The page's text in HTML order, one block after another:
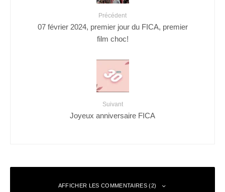
Précédent
07 février 2024, premier jour du FICA, premier
film choc!
Suivant
Joyeux anniversaire FICA
AFFICHER LES COMMENTAIRES (2)